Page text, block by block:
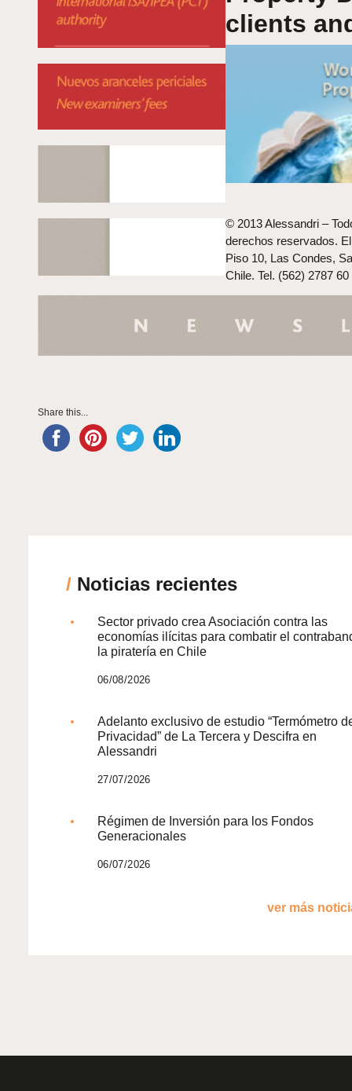
clients
© 2013 Alessandri –
derechos reservados.
Piso 10, Las Condes,
Chile. Tel. (562) 2787 60
Share this...
/ Noticias recientes
Sector privado crea Asociación contra las
economías ilícitas para combatir el
la piratería en Chile
06/08/2026
Adelanto exclusivo de estudio “Termómetro
Privacidad” de La Tercera y Descifra en
Alessandri
27/07/2026
Régimen de Inversión para los Fondos
Generacionales
06/07/2026
ver más